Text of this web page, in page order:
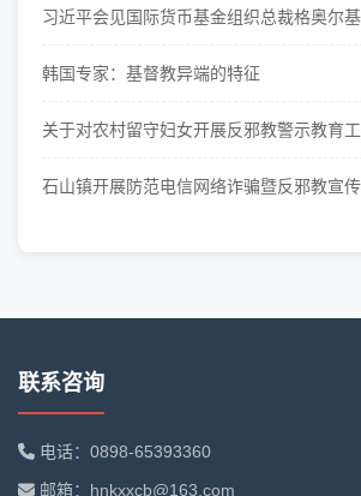
习近平会见国际货币基金组织总裁格奥尔
韩国专家：基督教异端的特征
关于对农村留守妇女开展反邪教警示教育
石山镇开展防范电信网络诈骗暨反邪教宣
联系咨询
电话：0898-65393360
邮箱：hnkxxcb@163.com